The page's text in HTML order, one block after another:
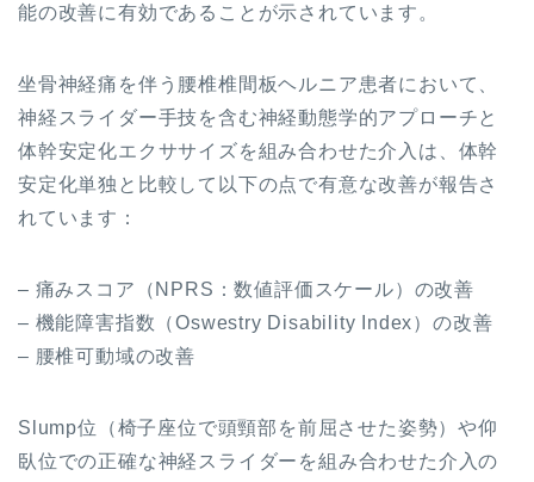
能の改善に有効であることが示されています。
坐骨神経痛を伴う腰椎椎間板ヘルニア患者において、
神経スライダー手技を含む神経動態学的アプローチと
体幹安定化エクササイズを組み合わせた介入は、体幹
安定化単独と比較して以下の点で有意な改善が報告さ
れています：
– 痛みスコア（NPRS：数値評価スケール）の改善
– 機能障害指数（Oswestry Disability Index）の改善
– 腰椎可動域の改善
Slump位（椅子座位で頭頸部を前屈させた姿勢）や仰
臥位での正確な神経スライダーを組み合わせた介入の